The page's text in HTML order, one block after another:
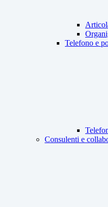
Telefono e
Consulenti e